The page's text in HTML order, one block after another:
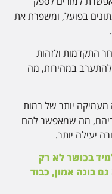
בפועל, ומשפרת את
התקדמות ולזהות
במהירות, מה
מעמיקה יותר של רמות
מה שמאפשר להם
יעילה יותר.
בכושר לא רק
בונה אמון, כבוד